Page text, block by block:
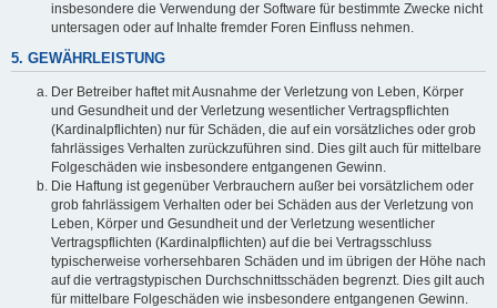
insbesondere die Verwendung der Software für bestimmte Zwecke nicht
untersagen oder auf Inhalte fremder Foren Einfluss nehmen.
5. GEWÄHRLEISTUNG
Der Betreiber haftet mit Ausnahme der Verletzung von Leben, Körper
und Gesundheit und der Verletzung wesentlicher Vertragspflichten
(Kardinalpflichten) nur für Schäden, die auf ein vorsätzliches oder grob
fahrlässiges Verhalten zurückzuführen sind. Dies gilt auch für mittelbare
Folgeschäden wie insbesondere entgangenen Gewinn.
Die Haftung ist gegenüber Verbrauchern außer bei vorsätzlichem oder
grob fahrlässigem Verhalten oder bei Schäden aus der Verletzung von
Leben, Körper und Gesundheit und der Verletzung wesentlicher
Vertragspflichten (Kardinalpflichten) auf die bei Vertragsschluss
typischerweise vorhersehbaren Schäden und im übrigen der Höhe nach
auf die vertragstypischen Durchschnittsschäden begrenzt. Dies gilt auch
für mittelbare Folgeschäden wie insbesondere entgangenen Gewinn.